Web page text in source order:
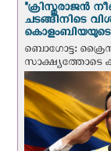
"ക്രിസ്തുരാജന്‍
ചടങ്ങിനിടെ
ബൊഗോട്ട:
സാക്ഷ്യത്തോടെ